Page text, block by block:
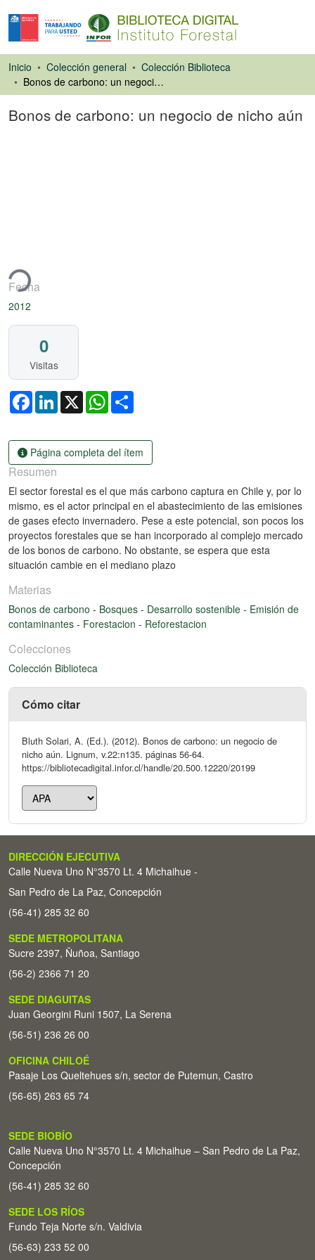
Inicio Colección general
Colección Biblioteca
Bonos de carbono: un negocio de nicho aún
Bonos de carbono: un negocio de nicho aún
Fecha
2012
0
Visitas
FacebookLinkedIn
X WhatsApp
Página completa del ítem
Resumen
El sector forestal es el que más carbono captura en Chile y, por lo
mismo, es el actor principal en el abastecimiento de las emisiones
de gases efecto invernadero. Pese a este potencial, son pocos los
proyectos forestales que se han incorporado al complejo mercado
de los bonos de carbono. No obstante, se espera que esta
situación cambie en el mediano plazo
Materias
Bonos de carbono - Bosques - Desarrollo sostenible - Emisión de
contaminantes - Forestacion - Reforestacion
Colecciones
Colección Biblioteca
Cómo citar
Bluth Solari, A. (Ed.). (2012). Bonos de carbono: un negocio de
nicho aún. Lignum, v.22:n135. páginas 56-64.
https://bibliotecadigital.infor.cl/handle/20.500.12220/20199
DIRECCIÓN EJECUTIVA
Calle Nueva Uno N°3570 Lt. 4 Michaihue -
San Pedro de La Paz, Concepción
(56-41) 285 32 60
SEDE METROPOLITANA
Sucre 2397, Ñuñoa, Santiago
(56-2) 2366 71 20
SEDE DIAGUITAS
Juan Georgini Runi 1507, La Serena
(56-51) 236 26 00
OFICINA CHILOÉ
Pasaje Los Queltehues s/n, sector de Putemun, Castro
(56-65) 263 65 74
SEDE BIOBÍO
Calle Nueva Uno N°3570 Lt. 4 Michaihue – San Pedro de La Paz,
Concepción
(56-41) 285 32 60
SEDE LOS RÍOS
Fundo Teja Norte s/n. Valdivia
(56-63) 233 52 00